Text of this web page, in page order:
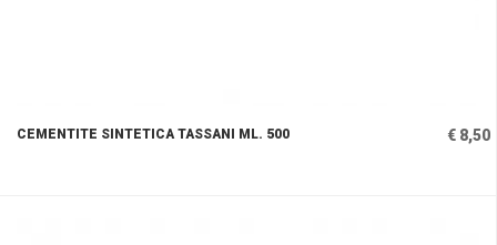
CEMENTITE SINTETICA TASSANI ML. 500 € 8,50